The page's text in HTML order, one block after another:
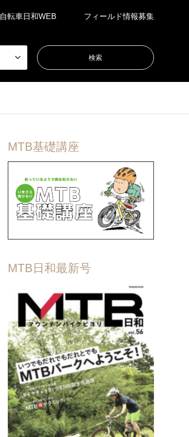
自転車日和WEB フィールド情報募集
MTB基礎講座
MTB日和最新号